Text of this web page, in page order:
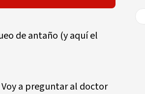
de antaño (y aquí el
a preguntar al doctor